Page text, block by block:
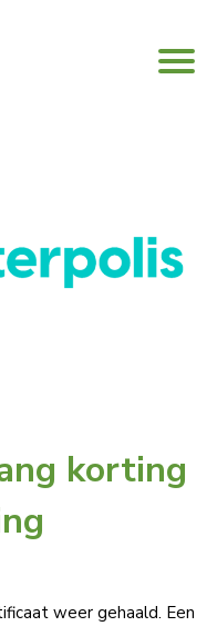
korting
weer gehaald. Een